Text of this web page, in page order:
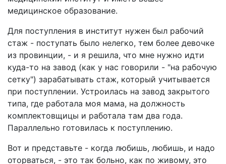
медицинское образование.
Для поступления в институт нужен был рабочий
стаж - поступать было нелегко, тем более девочке
из провинции, - и я решила, что мне нужно идти
куда-то на завод (как у нас говорили - "на рабочую
сетку") зарабатывать стаж, который учитывается
при поступлении. Устроилась на завод закрытого
типа, где работала моя мама, на должность
комплектовщицы и работала там два года.
Параллельно готовилась к поступлению.
Вот и представьте - когда любишь, любишь, и надо
оторваться, - это так больно, как по живому, это